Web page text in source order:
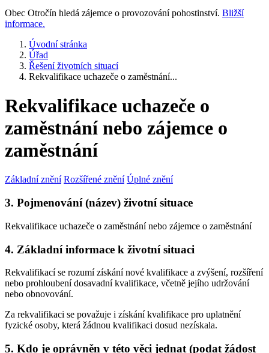
Obec Otročín hledá zájemce o provozování pohostinství. Bližší
informace.
Úvodní stránka
Úřad
Řešení životních situací
Rekvalifikace uchazeče o zaměstnání...
Rekvalifikace uchazeče o
zaměstnání nebo zájemce o
zaměstnání
Základní znění Rozšířené znění Úplné znění
3. Pojmenování (název) životní situace
Rekvalifikace uchazeče o zaměstnání nebo zájemce o zaměstnání
4. Základní informace k životní situaci
Rekvalifikací se rozumí získání nové kvalifikace a zvýšení, rozšíření
nebo prohloubení dosavadní kvalifikace, včetně jejího udržování
nebo obnovování.
Za rekvalifikaci se považuje i získání kvalifikace pro uplatnění
fyzické osoby, která žádnou kvalifikaci dosud nezískala.
5. Kdo je oprávněn v této věci jednat (podat žádost